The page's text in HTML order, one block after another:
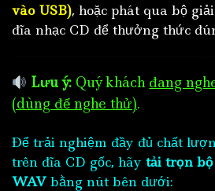
vào USB), hoặc phát qua bộ
đĩa nhạc CD để thưởng thức
Lưu ý: Quý khách đang
(dùng để nghe thử).
Để trải nghiệm đầy đủ chất
trên đĩa CD gốc, hãy tải trọn
WAV bằng nút bên dưới: